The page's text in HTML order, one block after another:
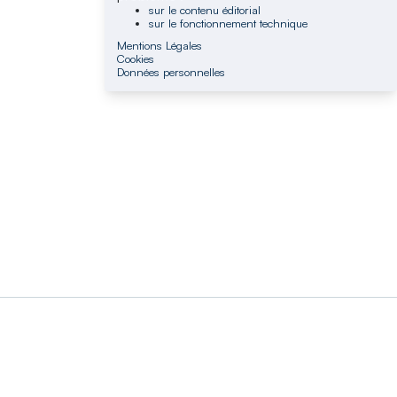
sur le contenu éditorial
sur le fonctionnement technique
Mentions Légales
Cookies
Données personnelles